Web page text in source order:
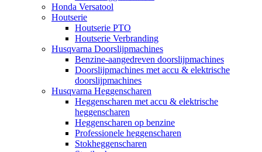
Honda Versatool
Houtserie
Houtserie PTO
Houtserie Verbranding
Husqvarna Doorslijpmachines
Benzine-aangedreven doorslijpmachines
Doorslijpmachines met accu & elektrische
doorslijpmachines
Husqvarna Heggenscharen
Heggenscharen met accu & elektrische
heggenscharen
Heggenscharen op benzine
Professionele heggenscharen
Stokheggenscharen